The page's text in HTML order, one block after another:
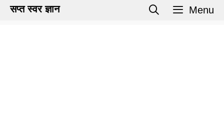
Skipसप्त स्वर ज्ञान Menu